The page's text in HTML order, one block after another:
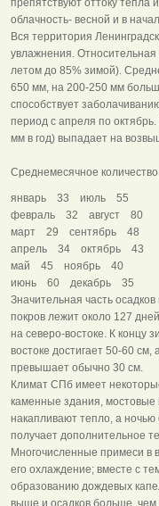
препятствуют оттоку
облачность- весной и в
Вся территория
увлажнения. Относительная
летом до 85% зимой).
650 мм, на 200-250 мм
способствует
период с апреля по
мм в год) выпадает на
Среднемесячное
январь 33 июль 55
февраль 32 август 80
март 29 сентябрь 48
апрель 34 октябрь 43
май 45 ноябрь 40
июнь 60 декабрь 35
Значительная часть
покров лежит около 127
на северо-востоке. К концу
востоке достигает 50-60
превышает обычно 30 см.
Климат СПб имеет
каменные здания, мостовые
накапливают тепло, а ночью
получает дополнительное
Многочисленные примеси в
его охлаждение; вместе с
образованию дождевых
выше и осадков больше, чем